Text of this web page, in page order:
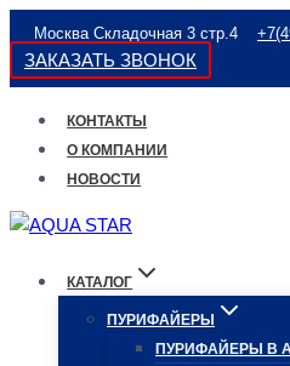
Перейти
содержимому
Москва Складочная 3 стр.4
ЗАКАЗАТЬ ЗВОНОК
КОНТАКТЫ
О КОМПАНИИ
НОВОСТИ
КАТАЛОГ
ПУРИФАЙЕРЫ
ПУРИФАЙЕРЫ В